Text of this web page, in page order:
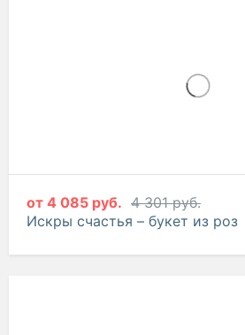
от 4 085 руб. 4 301 руб.
Искры счастья – букет из роз